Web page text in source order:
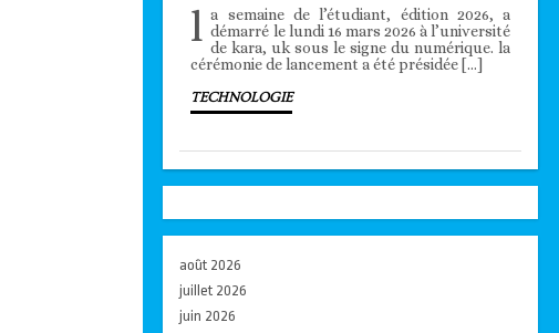
l a semaine de l’étudiant, édition 2026, a
démarré le lundi 16 mars 2026 à l’université
de kara, uk sous le signe du numérique. la
cérémonie de lancement a été présidée […]
TECHNOLOGIE
août 2026
juillet 2026
juin 2026